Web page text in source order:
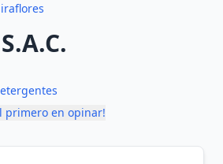
primero en opinar!